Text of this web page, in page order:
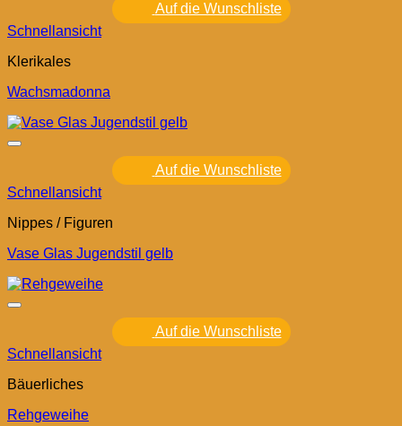
Auf die Wunschliste
Schnellansicht
Klerikales
Wachsmadonna
Auf die Wunschliste
Schnellansicht
Nippes / Figuren
Vase Glas Jugendstil gelb
Auf die Wunschliste
Schnellansicht
Bäuerliches
Rehgeweihe